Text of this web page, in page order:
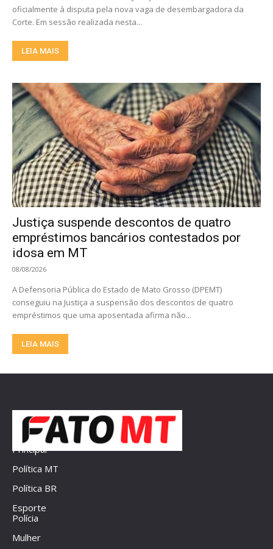
oficialmente à disputa pela nova vaga de desembargadora da
Corte. Em sessão realizada nesta...
LEIA MAIS
Justiça suspende descontos de quatro
empréstimos bancários contestados por
idosa em MT
08/08/2026
A Defensoria Pública do Estado de Mato Grosso (DPEMT)
conseguiu na Justiça a suspensão dos descontos de quatro
empréstimos que uma aposentada afirma não...
LEIA MAIS
Principal
Política MT
Política BR
Esporte
Polícia
Mulher